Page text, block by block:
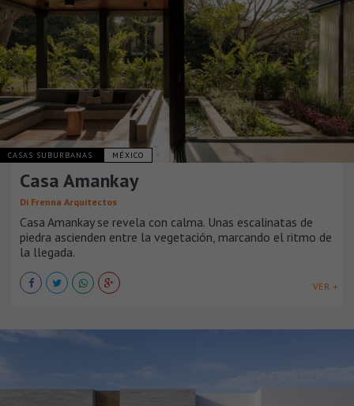
CASAS SUBURBANAS MÉXICO
Casa Amankay
Di Frenna Arquitectos
Casa Amankay se revela con calma. Unas escalinatas de
piedra ascienden entre la vegetación, marcando el ritmo de
la llegada.
VER +